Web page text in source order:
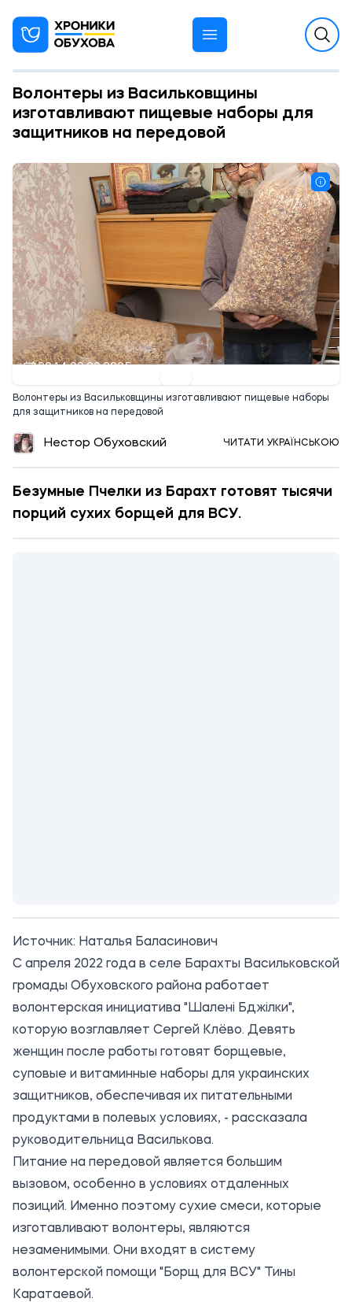
Волонтеры из Васильковщины
изготавливают пищевые наборы для
защитников на передовой
20:14 09.02.2025
Волонтеры из Васильковщины изготавливают пищевые наборы
для защитников на передовой
Нестор Обуховский ЧИТАТИ УКРАЇНСЬКОЮ
Безумные Пчелки из Барахт готовят тысячи
порций сухих борщей для ВСУ.
Источник: Наталья Баласинович
С апреля 2022 года в селе Барахты Васильковской
громады Обуховского района работает
волонтерская инициатива "Шалені Бджілки",
которую возглавляет Сергей Клёво. Девять
женщин после работы готовят борщевые,
суповые и витаминные наборы для украинских
защитников, обеспечивая их питательными
продуктами в полевых условиях, - рассказала
руководительница Василькова.
Питание на передовой является большим
вызовом, особенно в условиях отдаленных
позиций. Именно поэтому сухие смеси, которые
изготавливают волонтеры, являются
незаменимыми. Они входят в систему
волонтерской помощи "Борщ для ВСУ" Тины
Каратаевой.